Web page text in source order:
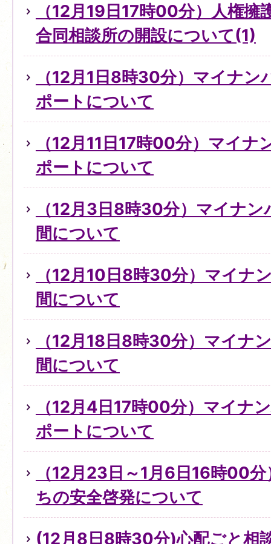
（12月19日17時00分）人権擁
合同相談所の開設について(1)
（12月1日8時30分）マイナン
ポートについて
（12月11日17時00分）マイ
ポートについて
（12月3日8時30分）マイナ
間について
（12月10日8時30分）マイナ
間について
（12月18日8時30分）マイナ
間について
（12月4日17時00分）マイナ
ポートについて
（12月23日～1月6日16時00
ちの安全啓発について
(12月8日8時30分)心配ごと相